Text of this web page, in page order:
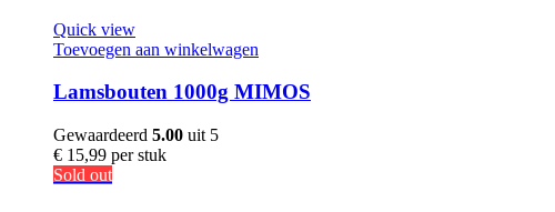
Quick view
Toevoegen aan winkelwagen
Lamsbouten 1000g MIMOS
Gewaardeerd 5.00 uit 5
€ 15,99 per stuk
Sold out